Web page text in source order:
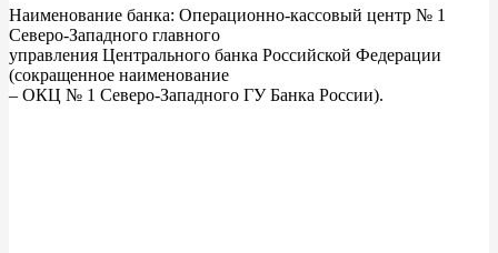
Наименование банка: Операционно-кассовый центр № 1
Северо-Западного главного
управления Центрального банка Российской Федерации
(сокращенное наименование
– ОКЦ № 1 Северо-Западного ГУ Банка России).